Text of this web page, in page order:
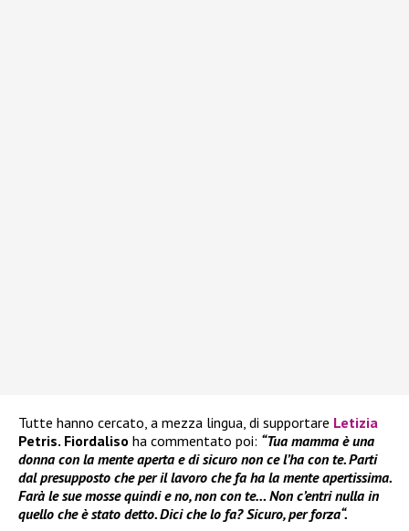
Tutte hanno cercato, a mezza lingua, di supportare Letizia
Petris. Fiordaliso ha commentato poi: “Tua mamma è una
donna con la mente aperta e di sicuro non ce l’ha con te. Parti
dal presupposto che per il lavoro che fa ha la mente apertissima.
Farà le sue mosse quindi e no, non con te… Non c’entri nulla in
quello che è stato detto. Dici che lo fa? Sicuro, per forza“.